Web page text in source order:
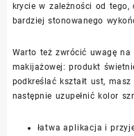
krycie w zależności od tego,
bardziej stonowanego
Warto też zwrócić uwagę
makijażowej: produkt
podkreślać kształt ust,
następnie uzupełnić kolor
łatwa aplikacja i